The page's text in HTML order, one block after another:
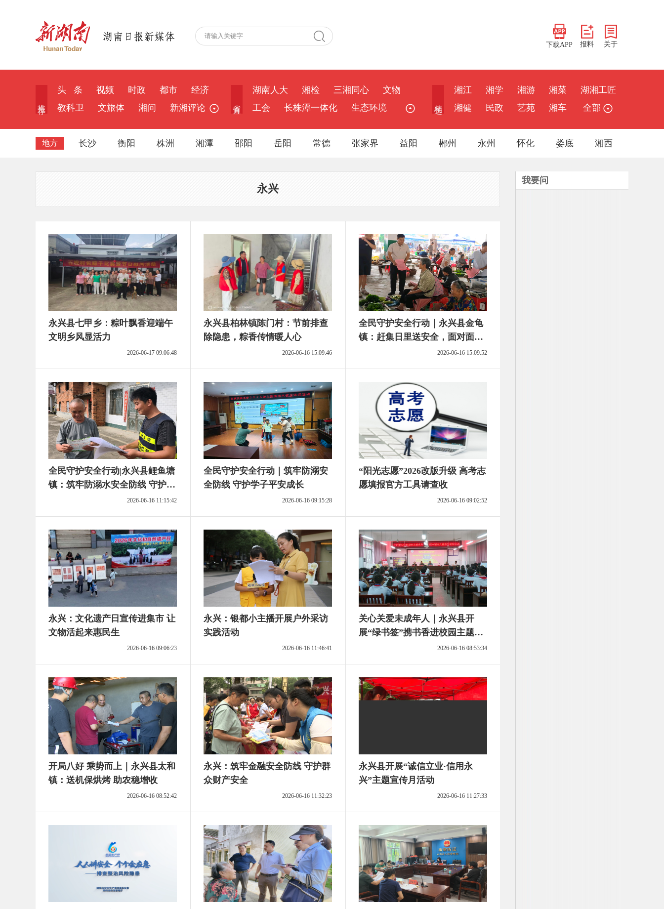
下载APP 报料 关于
头 条 视频 时政 都市
经济
教科卫
文旅体 湘问 新湘评论
湖南人大 湘检 三湘同心
文物
工会
长株潭一体化 生态环境
湘江 湘学 湘游 湘菜
湖湘工匠
湘健
民政 艺苑 湘车 全部
地方 长沙 衡阳 株洲 湘潭 邵阳 岳阳 常德 张家界 益阳 郴州 永州 怀化 娄底 湘西
永兴
永兴县七甲乡：粽叶飘香迎端午
文明乡风显活力
2026-06-17 09:06:48
永兴县柏林镇陈门村：节前排查
除隐患，粽香传情暖人心
2026-06-16 15:09:46
全民守护安全行动｜永兴县金龟
镇：赶集日里送安全，面对面筑
2026-06-16 15:09:52
全民守护安全行动|永兴县鲤鱼塘
镇：筑牢防溺水安全防线 守护村
2026-06-16 11:15:42
全民守护安全行动｜筑牢防溺安
全防线 守护学子平安成长
2026-06-16 09:15:28
“阳光志愿”2026改版升级 高考志
愿填报官方工具请查收
2026-06-16 09:02:52
永兴：文化遗产日宣传进集市 让
文物活起来惠民生
2026-06-16 09:06:23
永兴：银都小主播开展户外采访
实践活动
2026-06-16 11:46:41
关心关爱未成年人｜永兴县开
展“绿书签”携书香进校园主题活
2026-06-16 08:53:34
开局八好 乘势而上｜永兴县太和
镇：送机保烘烤 助农稳增收
2026-06-16 08:52:42
永兴：筑牢金融安全防线 守护群
众财产安全
2026-06-16 11:32:23
永兴县开展“诚信立业·信用永
兴”主题宣传月活动
2026-06-16 11:27:33
我要问